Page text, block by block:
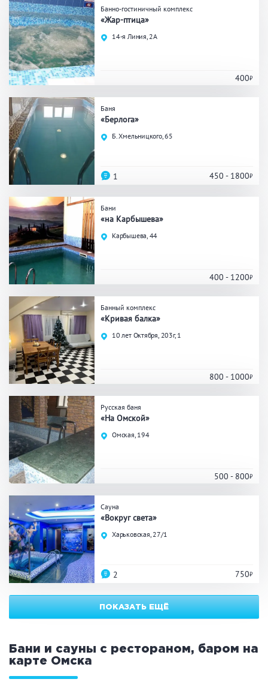
Аква-зона
Джакузи
Бассейн
Обливная кадушка
Развлечения
Кухня
Мангал/ барбекю
Заказ по меню
Удобства
На берегу водоема
Комната отдыха
Собственная парковка
Детская комната
ПРИМЕНИТЬ ФИЛЬТРЫ
Банно-гостиничный комплекс
«Жар-птица»
14-я Линия, 2А
400
Баня
«Берлога»
Б. Хмельницкого, 65
450 - 1800
1
Бани
«на Карбышева»
Карбышева, 44
400 - 1200
Банный комплекс
«Кривая балка»
10 лет Октября, 203г, 1
800 - 1000
Русская баня
«На Омской»
Омская, 194
500 - 800
Сауна
«Вокруг света»
Харьковская, 27/1
750
2
ПОКАЗАТЬ ЕЩЁ
Бани и сауны с рестораном, баром на
карте Омска